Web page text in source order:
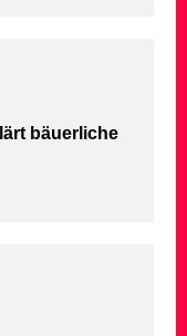
bäuerliche